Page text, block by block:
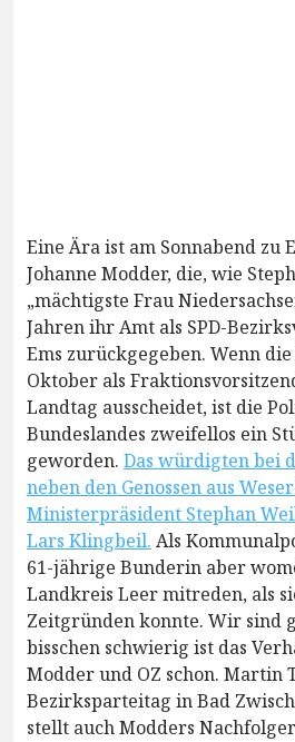
Eine Ära ist am Sonnabend zu
Johanne Modder, die, wie
„mächtigste Frau
Jahren ihr Amt als SPD-
Ems zurückgegeben. Wenn
Oktober als
Landtag ausscheidet, ist die
Bundeslandes zweifellos ein
geworden. Das würdigten bei
neben den Genossen aus
Ministerpräsident Stephan
Lars Klingbeil. Als
61-jährige Bunderin aber
Landkreis Leer mitreden, als
Zeitgründen konnte. Wir sind
bisschen schwierig ist das
Modder und OZ schon. Martin
Bezirksparteitag in Bad
stellt auch Modders